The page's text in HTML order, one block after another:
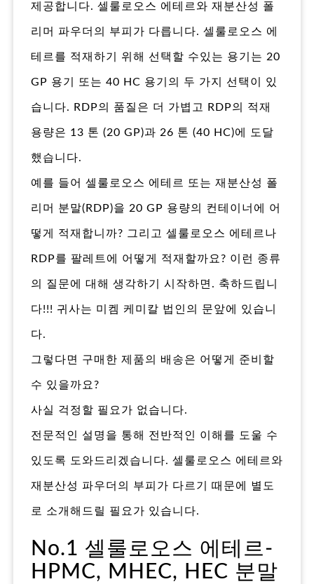
제공합니다. 셀룰로오스 에테르와 재분산성 폴
리머 파우더의 부피가 다릅니다. 셀룰로오스 에
테르를 적재하기 위해 선택할 수있는 용기는 20
GP 용기 또는 40 HC 용기의 두 가지 선택이 있
습니다. RDP의 품질은 더 가볍고 RDP의 적재
용량은 13 톤 (20 GP)과 26 톤 (40 HC)에 도달
했습니다.
예를 들어 셀룰로오스 에테르 또는 재분산성 폴
리머 분말(RDP)을 20 GP 용량의 컨테이너에 어
떻게 적재합니까? 그리고 셀룰로오스 에테르나
RDP를 팔레트에 어떻게 적재할까요? 이런 종류
의 질문에 대해 생각하기 시작하면. 축하드립니
다!!! 귀사는 미켐 케미칼 법인의 문앞에 있습니
다.
그렇다면 구매한 제품의 배송은 어떻게 준비할
수 있을까요?
사실 걱정할 필요가 없습니다.
전문적인 설명을 통해 전반적인 이해를 도울 수
있도록 도와드리겠습니다. 셀룰로오스 에테르와
재분산성 파우더의 부피가 다르기 때문에 별도
로 소개해드릴 필요가 있습니다.
No.1 셀룰로오스 에테르-
HPMC, MHEC, HEC 분말